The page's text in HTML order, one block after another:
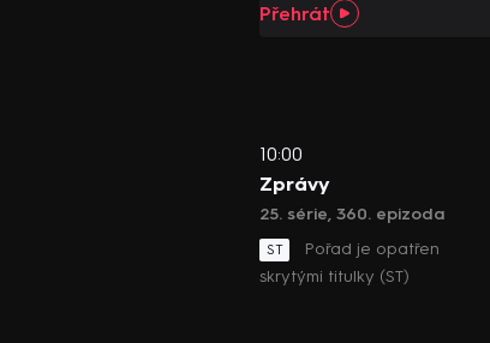
Přehrát
10:00
Zprávy
25. série, 360. epizoda
ST
Pořad je opatřen
skrytými titulky (ST)